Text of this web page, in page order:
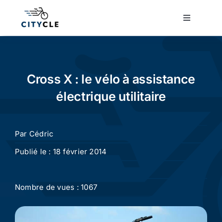
Toggle
Cyclisme urbain
Actualité
Cross X : le vélo à assistance
électrique utilitaire
Par Cédric
Publié le : 18 février 2014
Nombre de vues : 1067